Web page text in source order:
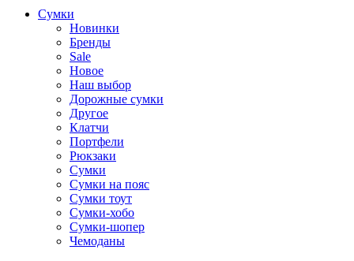
Cумки
Новинки
Бренды
Sale
Новое
Наш выбор
Дорожные сумки
Другое
Клатчи
Портфели
Рюкзаки
Сумки
Сумки на пояс
Сумки тоут
Сумки-хобо
Сумки-шопер
Чемоданы